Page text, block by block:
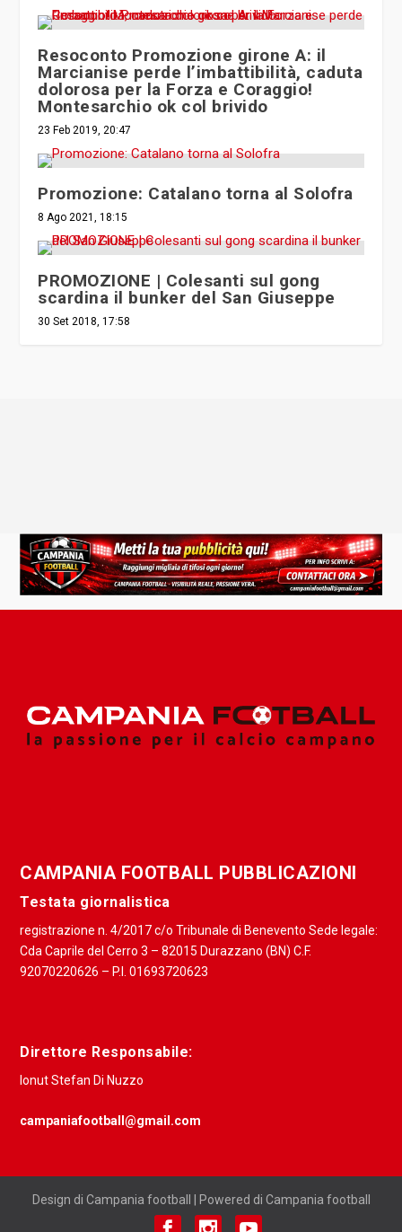
Resoconto Promozione girone A: il
Marcianise perde l’imbattibilità, caduta
dolorosa per la Forza e Coraggio!
Montesarchio ok col brivido
23 Feb 2019, 20:47
Promozione: Catalano torna al Solofra
8 Ago 2021, 18:15
PROMOZIONE | Colesanti sul gong
scardina il bunker del San Giuseppe
30 Set 2018, 17:58
CAMPANIA FOOTBALL PUBBLICAZIONI
Testata giornalistica
registrazione n. 4/2017 c/o Tribunale di Benevento Sede legale:
Cda Caprile del Cerro 3 – 82015 Durazzano (BN) C.F.
92070220626 – P.I. 01693720623
Direttore Responsabile:
Ionut Stefan Di Nuzzo
campaniafootball@gmail.com
Design di Campania football | Powered di Campania football